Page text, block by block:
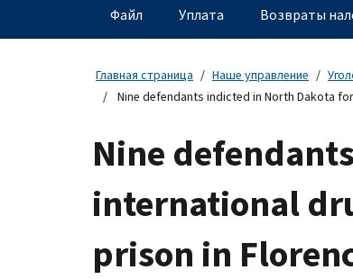
Главное
меню
Файл Уплата Возвраты
Главная страница Наше управление
Nine defendants indicted in North Dakota
Nine
international
prison in